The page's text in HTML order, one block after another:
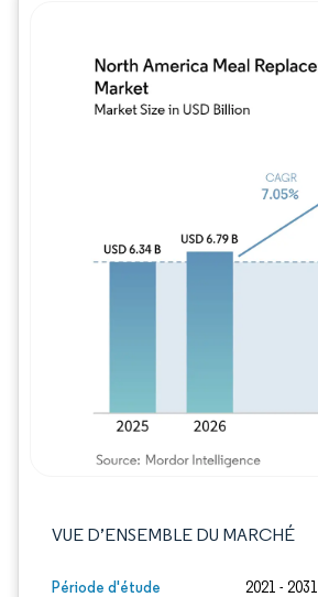
VUE D’ENSEMBLE DU MARCHÉ
Période d'étude 2021 - 2031